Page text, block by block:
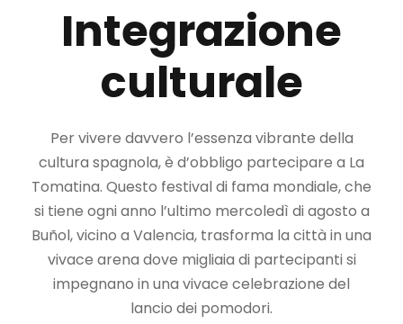
Integrazione
culturale
Per vivere davvero l’essenza vibrante della
cultura spagnola, è d’obbligo partecipare a La
Tomatina. Questo festival di fama mondiale, che
si tiene ogni anno l’ultimo mercoledì di agosto a
Buñol, vicino a Valencia, trasforma la città in una
vivace arena dove migliaia di partecipanti si
impegnano in una vivace celebrazione del
lancio dei pomodori.